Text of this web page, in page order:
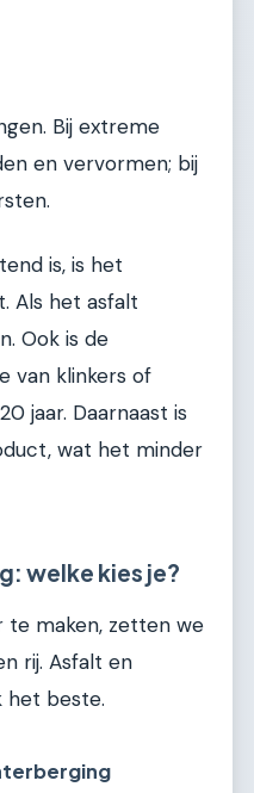
Bij extreme
en vervormen; bij
is, is het
Als het asfalt
Ook is de
van klinkers of
jaar. Daarnaast is
wat het minder
welke kies je?
te maken, zetten we
rij. Asfalt en
het beste.